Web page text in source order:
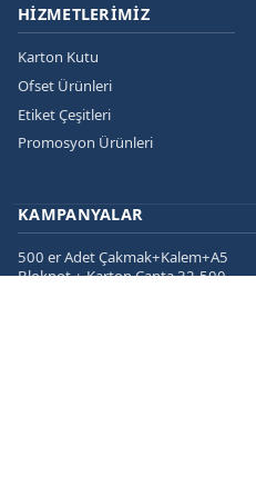
HIZMETLERIMIZ
Karton Kutu
Ofset Ürünleri
Etiket Çeşitleri
Promosyon Ürünleri
KAMPANYALAR
500 er Adet Çakmak+Kalem+A5
Bloknot + Karton Çanta 32.500